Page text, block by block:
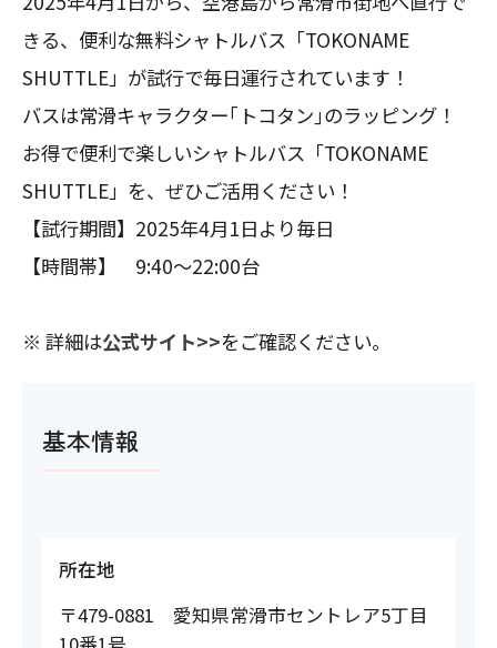
きる、便利な無料シャトルバス「TOKONAME
SHUTTLE」が試行で毎日運行されています！
バスは常滑キャラクター｢トコタン｣のラッピング！
お得で便利で楽しいシャトルバス「TOKONAME
SHUTTLE」を、ぜひご活用ください！
【試行期間】2025年4月1日より毎日
【時間帯】 9:40〜22:00台
※ 詳細は公式サイト>>をご確認ください。
基本情報
所在地
〒479-0881 愛知県常滑市セントレア5丁目